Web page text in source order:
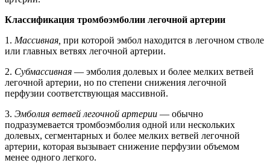
Классификация тромбоэмболии легочной артерии
1. Массивная, при которой эмбол находится в легочном стволе
или главных ветвях легочной артерии.
2. Субмассивная — эмболия долевых и более мелких ветвей
легочной артерии, но по степени снижения легочной
перфузии соответствующая массивной.
3. Эмболия ветвей легочной артерии — обычно
подразумевается тромбоэмболия одной или нескольких
долевых, сегментарных и более мелких ветвей легочной
артерии, которая вызывает снижение перфузии объемом
менее одного легкого.